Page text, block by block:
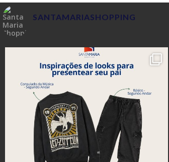
SANTAMARIASHOPPING